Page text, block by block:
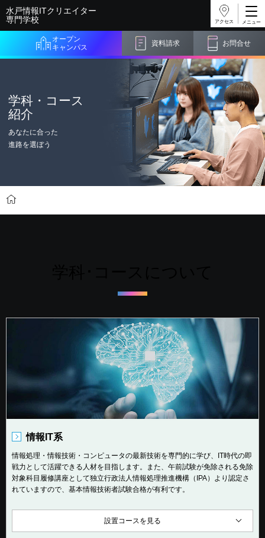
水戸情報ITクリエイター
専門学校
オープン
キャンパス
資料請求 お問合せ
アクセス
学科・コース
紹介
あなたに合った
進路を選ぼう
情報IT系
情報処理・情報技術・コンピュータの最新技術を専門的に学び、IT時代の即
戦力として活躍できる人材を目指します。また、午前試験が免除される免除
対象科目履修講座として独立行政法人情報処理推進機構（IPA）より認定さ
れていますので、基本情報技術者試験合格が有利です。
設置コースを見る